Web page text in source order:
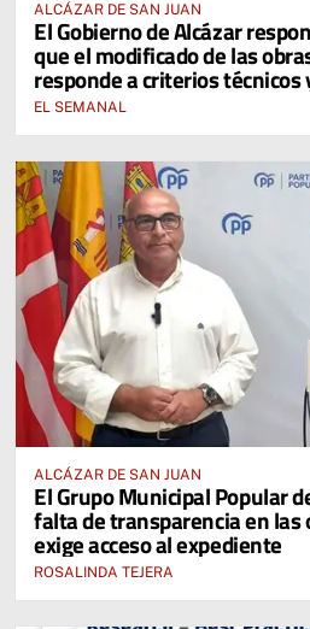
ALCÁZAR DE SAN JUAN
El Gobierno de Alcázar
que el modificado de las
responde a criterios técnicos
EL SEMANAL
ALCÁZAR DE SAN JUAN
El Grupo Municipal Popular
falta de transparencia en las
exige acceso al expediente
ROSALINDA TEJERA